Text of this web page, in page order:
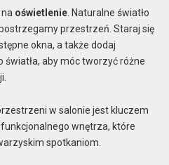
oświetlenie. Naturalne światło
przestrzeń. Staraj się
okna, a także dodaj
światła, aby móc tworzyć różne
w salonie jest kluczem
wnętrza, które
spotkaniom.